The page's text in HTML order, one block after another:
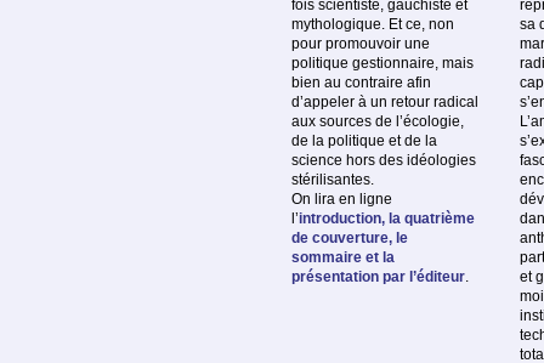
fois scientiste, gauchiste et
mythologique. Et ce, non
pour promouvoir une
politique gestionnaire, mais
bien au contraire afin
d’appeler à un retour radical
aux sources de l’écologie,
de la politique et de la
science hors des idéologies
stérilisantes.
On lira en ligne
l’introduction, la quatrième
de couverture, le
sommaire et la
présentation par l’éditeur.
sa
et